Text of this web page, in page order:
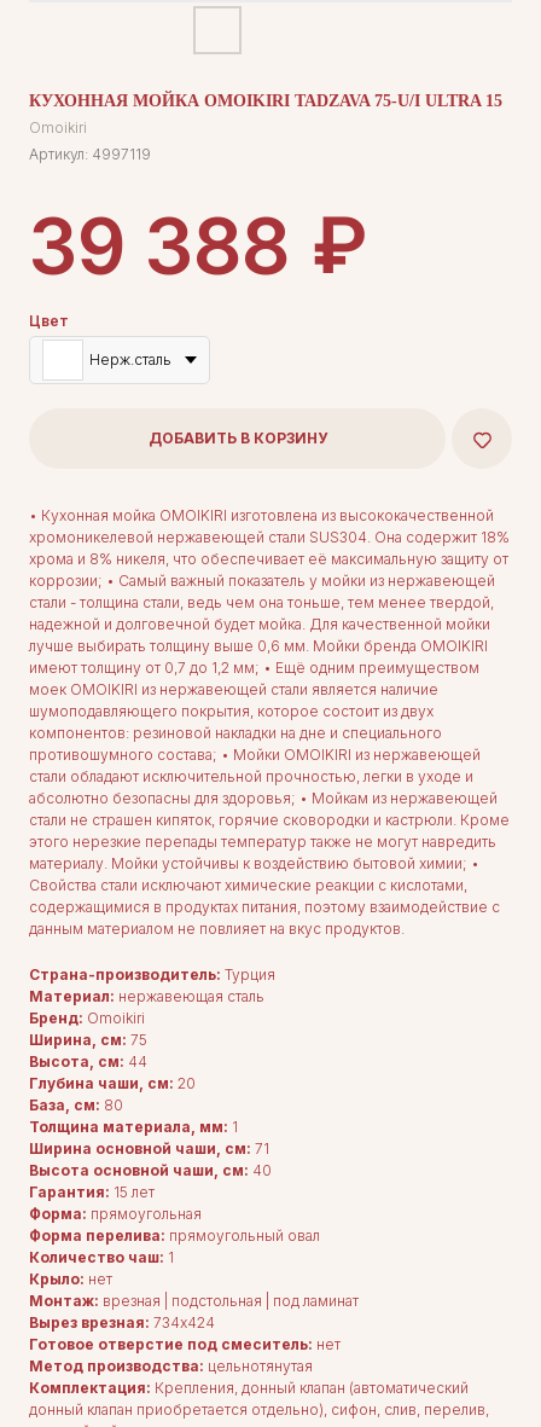
КУХОННАЯ МОЙКА OMOIKIRI TADZAVA 75-U/I ULTRA 15
Omoikiri
Артикул: 4997119
39 388 ₽
Цвет
Нерж.сталь
ДОБАВИТЬ В КОРЗИНУ
• Кухонная мойка OMOIKIRI изготовлена из высококачественной
хромоникелевой нержавеющей стали SUS304. Она содержит 18%
хрома и 8% никеля, что обеспечивает её максимальную защиту от
коррозии; • Самый важный показатель у мойки из нержавеющей
стали - толщина стали, ведь чем она тоньше, тем менее твердой,
надежной и долговечной будет мойка. Для качественной мойки
лучше выбирать толщину выше 0,6 мм. Мойки бренда OMOIKIRI
имеют толщину от 0,7 до 1,2 мм; • Ещё одним преимуществом
моек OMOIKIRI из нержавеющей стали является наличие
шумоподавляющего покрытия, которое состоит из двух
компонентов: резиновой накладки на дне и специального
противошумного состава; • Мойки OMOIKIRI из нержавеющей
стали обладают исключительной прочностью, легки в уходе и
абсолютно безопасны для здоровья; • Мойкам из нержавеющей
стали не страшен кипяток, горячие сковородки и кастрюли. Кроме
этого нерезкие перепады температур также не могут навредить
материалу. Мойки устойчивы к воздействию бытовой химии; •
Свойства стали исключают химические реакции с кислотами,
содержащимися в продуктах питания, поэтому взаимодействие с
данным материалом не повлияет на вкус продуктов.
Страна-производитель: Турция
Материал: нержавеющая сталь
Бренд: Omoikiri
Ширина, см: 75
Высота, см: 44
Глубина чаши, см: 20
База, см: 80
Толщина материала, мм: 1
Ширина основной чаши, см: 71
Высота основной чаши, см: 40
Гарантия: 15 лет
Форма: прямоугольная
Форма перелива: прямоугольный овал
Количество чаш: 1
Крыло: нет
Монтаж: врезная | подстольная | под ламинат
Вырез врезная: 734x424
Готовое отверстие под смеситель: нет
Метод производства: цельнотянутая
Комплектация: Крепления, донный клапан (автоматический
донный клапан приобретается отдельно), сифон, слив, перелив,
ДЛЯ ПОКУПАТЕЛЕЙ
Комплектация